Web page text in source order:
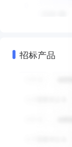
招标产品